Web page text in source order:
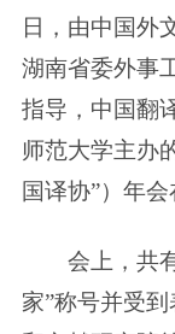
日，由中国外
湖南省委外事
指导，中国翻
师范大学主办
国译协”）年会
会上，共
家”称号并受